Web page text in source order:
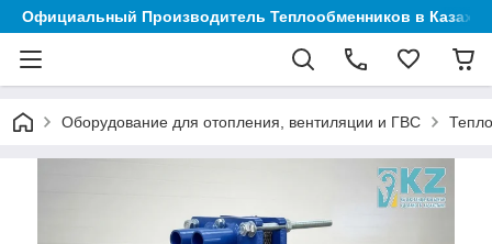
Официальный Производитель Теплообменников в
Оборудование для отопления, вентиляции и ГВС